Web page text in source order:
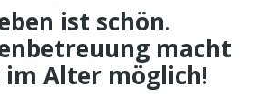
ist schön.
macht
im Alter möglich!